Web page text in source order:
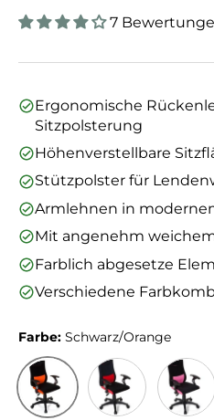
7
Ergonomische
Sitzpolsterung
Höhenverstellbare
Stützpolster für
Armlehnen in
Mit angenehm
Farblich abgesetze
Verschiedene
Farbe: Schwarz/Orange